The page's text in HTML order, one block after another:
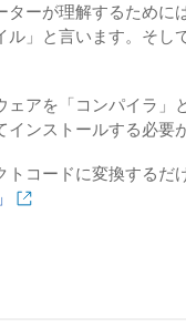
ーが理解するため
」と言います。そ
アを「コンパイラ
ンストールする必要
コードに変換するだ